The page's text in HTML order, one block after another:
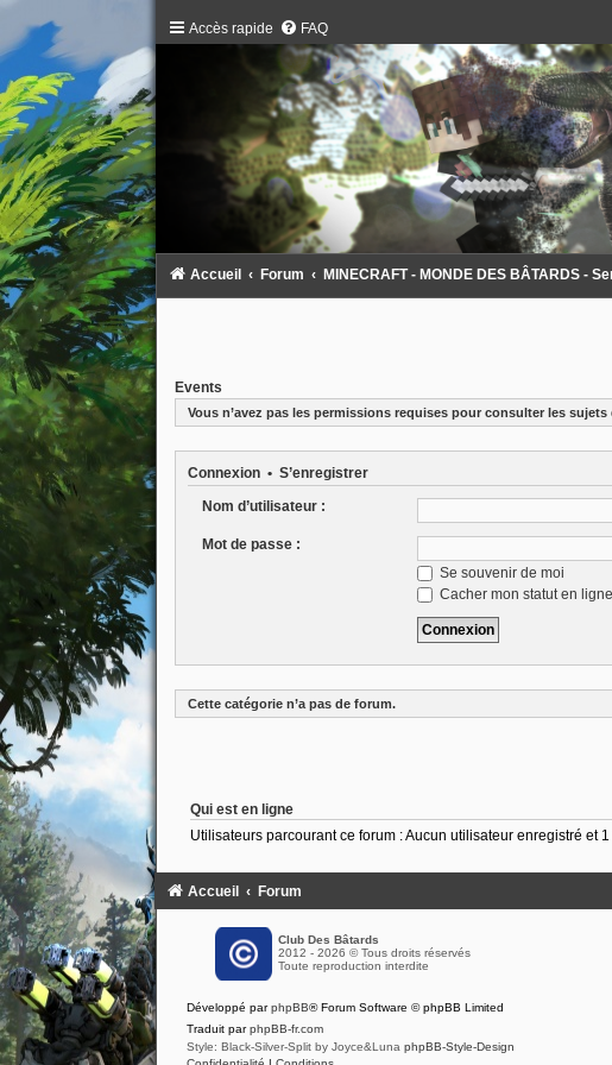
Accès rapide FAQ
Accueil Forum MINECRAFT - MONDE DES BÂTARDS -
Events
Vous n’avez pas les permissions requises pour consulter les sujets
Connexion• S’enregistrer
Nom d’utilisateur :
Mot de passe :
Se souvenir de moi
Cacher mon statut en
Cette catégorie n’a pas de forum.
Qui est en ligne
Utilisateurs parcourant ce forum : Aucun utilisateur enregistré et
Accueil Forum
Club Des Bâtards
2012 - 2026 © Tous droits réservés
Toute reproduction interdite
Développé parphpBB® Forum Software © phpBB Limited
Traduit parphpBB-fr.com
Style: Black-Silver-Split by Joyce&Luna phpBB-Style-Design